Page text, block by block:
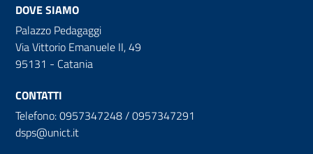
DOVE SIAMO
Palazzo Pedagaggi
Via Vittorio Emanuele II, 49
95131 - Catania
CONTATTI
Telefono: 0957347248 / 0957347291
dsps@unict.it